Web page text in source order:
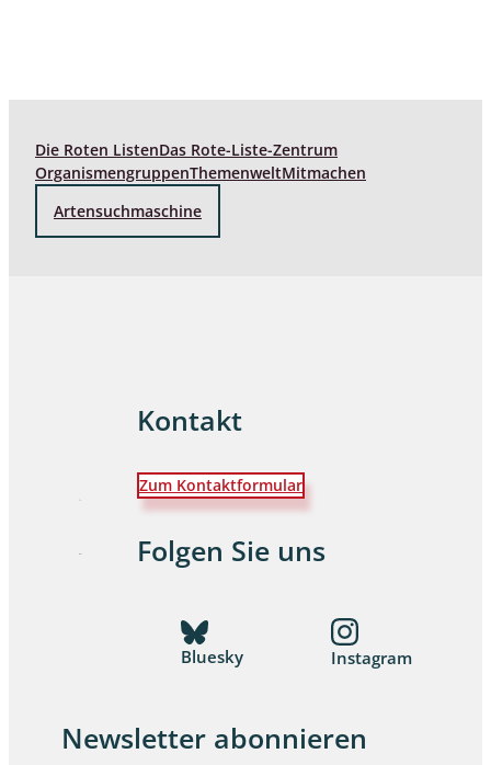
Die Roten ListenDas Rote-Liste-Zentrum
OrganismengruppenThemenweltMitmachen
Artensuchmaschine
Kontakt
Zum Kontaktformular
Folgen Sie uns
Bluesky Instagram
Newsletter abonnieren